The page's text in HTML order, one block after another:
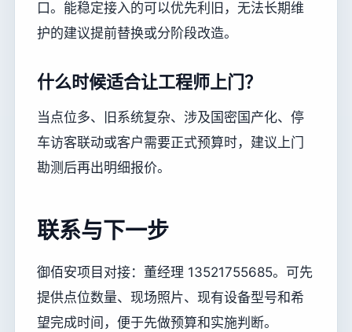
口。能稳定接入的可以优先利旧，无法长期维
护的建议提前替换或分阶段改造。
什么时候适合让工程师上门？
当点位多、旧系统复杂、涉及国密国产化、停
车访客联动或客户需要正式预算时，建议上门
勘测后再出明细报价。
联系与下一步
御佰安项目对接：董经理 13521755685。可先
提供点位数量、现场照片、现有设备型号和希
望完成时间，便于先做预算和实施判断。